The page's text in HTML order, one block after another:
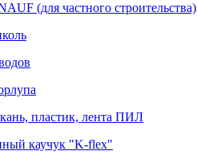
(для частного строительства)
пластик, лента ПИЛ
каучук "K-flex"